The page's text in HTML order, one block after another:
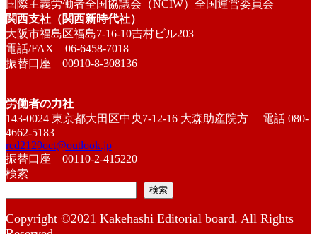
国際主義労働者全国協議会（NCIW）全国運営委員会
関西支社（関西新時代社）
大阪市福島区福島7-16-10吉村ビル203
電話/FAX 06-6458-7018
振替口座 00910-8-308136
労働者の力社
143-0024 東京都大田区中央7-12-16 大森助産院方 電話 080-
4662-5183
red2129oct@outlook.jp
振替口座 00110-2-415220
検索
検索
Copyright ©2021 Kakehashi Editorial board. All Rights